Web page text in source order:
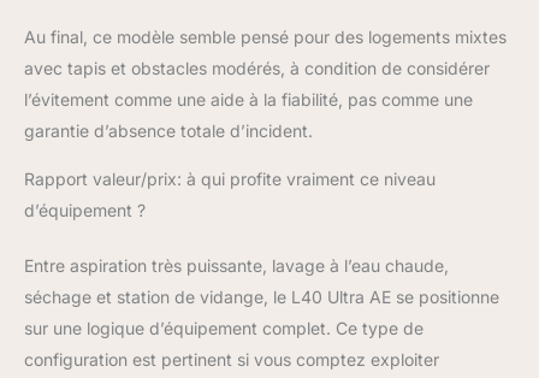
Au final, ce modèle semble pensé pour des logements mixtes
avec tapis et obstacles modérés, à condition de considérer
l’évitement comme une aide à la fiabilité, pas comme une
garantie d’absence totale d’incident.
Rapport valeur/prix: à qui profite vraiment ce niveau
d’équipement ?
Entre aspiration très puissante, lavage à l’eau chaude,
séchage et station de vidange, le L40 Ultra AE se positionne
sur une logique d’équipement complet. Ce type de
configuration est pertinent si vous comptez exploiter